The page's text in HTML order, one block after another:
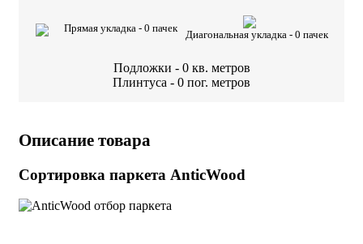
Прямая укладка - 0 пачек
Диагональная укладка - 0 пачек
Подложки - 0 кв. метров
Плинтуса - 0 пог. метров
Описание товара
Сортировка паркета AnticWood